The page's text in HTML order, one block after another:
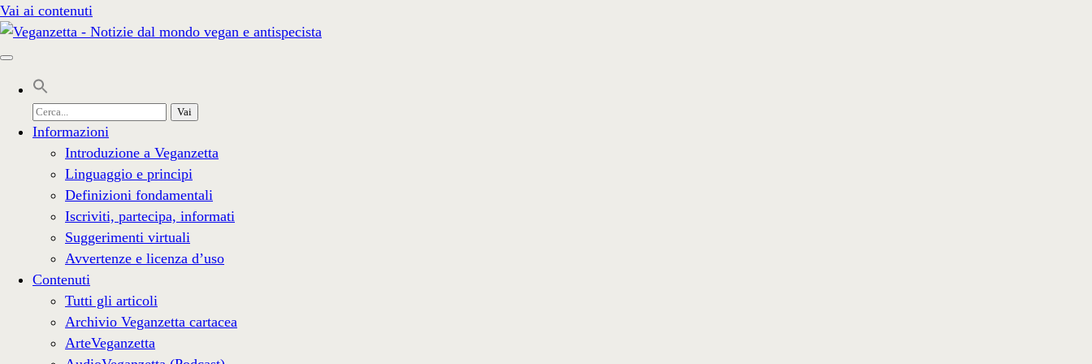
Vai ai contenuti
Cerca
per:
Informazioni
Introduzione a Veganzetta
Linguaggio e principi
Definizioni fondamentali
Iscriviti, partecipa, informati
Suggerimenti virtuali
Avvertenze e licenza d’uso
Contenuti
Tutti gli articoli
Archivio Veganzetta cartacea
ArteVeganzetta